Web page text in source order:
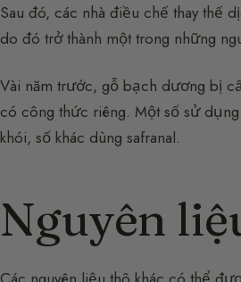
Sau đó, các nhà điều chế thay thế
do đó trở thành một trong những
Vài năm trước, gỗ bạch dương bị
có công thức riêng. Một số sử
khói, số khác dùng safranal.
Nguyên